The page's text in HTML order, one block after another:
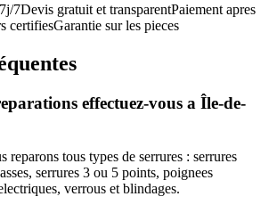
7Devis gratuit et transparentPaiement apres
certifiesGarantie sur les pieces
effectuez-vous a Île-de-
reparons tous types de serrures : serrures
serrures 3 ou 5 points, poignees
verrous et blindages.